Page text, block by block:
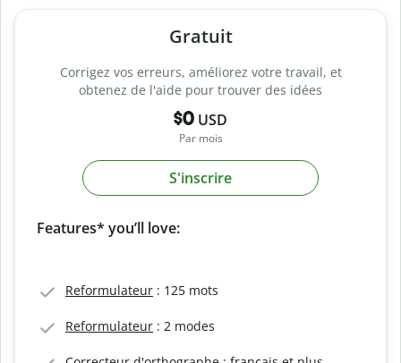
Gratuit
Corrigez vos erreurs, améliorez votre travail, et
obtenez de l'aide pour trouver des idées
$0 USD
Par mois
S'inscrire
Features* you’ll love:
Reformulateur : 125 mots
Reformulateur : 2 modes